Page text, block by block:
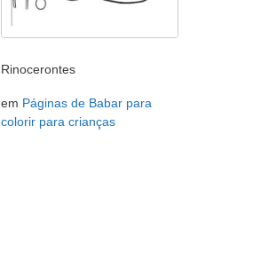
Rinocerontes
em Páginas de Babar para
colorir para crianças